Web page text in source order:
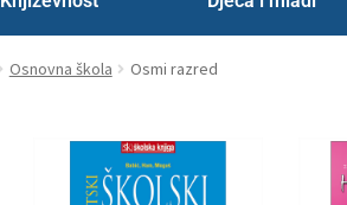
Osnovna škola Osmi razred